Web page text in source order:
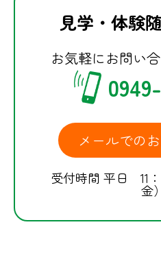
見学・体験
お気軽にお問い
メールでの
受付時間 平日 11：
金）